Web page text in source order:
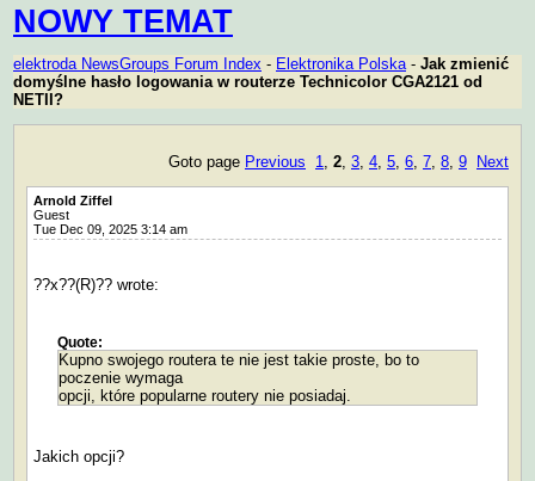
NOWY TEMAT
elektroda NewsGroups Forum Index - Elektronika Polska- Jak zmienić
domyślne hasło logowania w routerze Technicolor CGA2121 od
NETII?
Goto page Previous 1, 2, 3, 4, 5, 6, 7, 8, 9 Next
Arnold Ziffel
Guest
Tue Dec 09, 2025 3:14 am
??x??(R)?? wrote:
Quote:
Kupno swojego routera te nie jest takie proste, bo to
poczenie wymaga
opcji, które popularne routery nie posiadaj.
Jakich opcji?